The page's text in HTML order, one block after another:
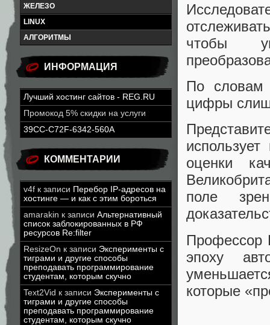
ЖЕЛЕЗО
LINUX
АЛГОРИТМЫ
ИНФОРМАЦИЯ
Лучший хостинг сайтов - REG.RU
Промокод 5% скидки на услуги
39CC-C72F-6342-560A
КОММЕНТАРИИ
v4f к записи Перебор IP-адресов на
хостинге — и как с этим бороться
amarakin к записи Альтернативный
список заблокированных в РФ
ресурсов Re:filter
ResizeOn к записи Эксперименты с
тиграми и другие способы
преподавать программирование
студентам, которым скучно
Text2Vid к записи Эксперименты с
тиграми и другие способы
преподавать программирование
студентам, которым скучно
чтобы
По словам
цифры
оценки
поле
Профессор
эпоху
которые